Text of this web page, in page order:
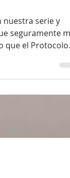
Protocolo
-
nuestra serie y
seguramente